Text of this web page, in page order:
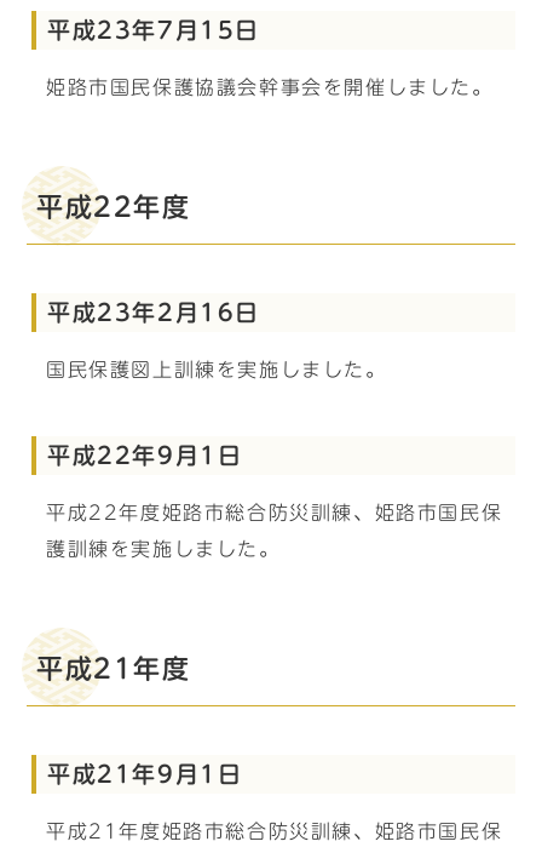
平成23年7月15日
姫路市国民保護協議会幹事会を開催しました。
平成22年度
平成23年2月16日
国民保護図上訓練を実施しました。
平成22年9月1日
平成22年度姫路市総合防災訓練、姫路市国民保
護訓練を実施しました。
平成21年度
平成21年9月1日
平成21年度姫路市総合防災訓練、姫路市国民保